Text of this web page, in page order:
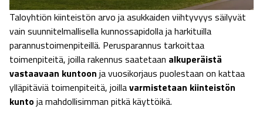
Taloyhtiön kiinteistön arvo ja asukkaiden viihtyvyys säilyvät
vain suunnitelmallisella kunnossapidolla ja harkituilla
parannustoimenpiteillä. Perusparannus tarkoittaa
toimenpiteitä, joilla rakennus saatetaan alkuperäistä
vastaavaan kuntoon ja vuosikorjaus puolestaan on kattaa
ylläpitäviä toimenpiteitä, joillavarmistetaan kiinteistön
kuntoja mahdollisimman pitkä käyttöikä.